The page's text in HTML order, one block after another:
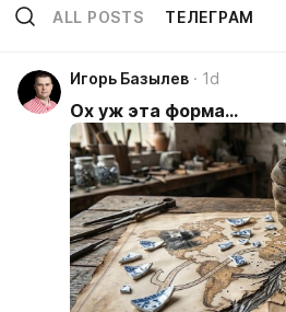
ALL POSTS ТЕЛЕГРАМ
Игорь Базылев 1d
Ох уж эта форма...